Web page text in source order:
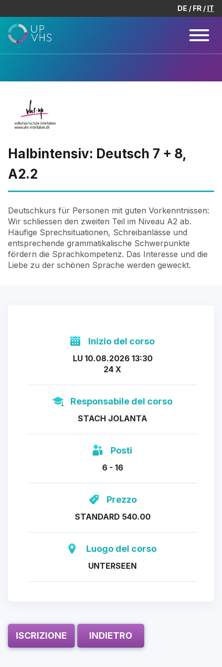
DE FR IT
Halbintensiv: Deutsch 7 + 8,
A2.2
Deutschkurs für Personen mit guten Vorkenntnissen:
Wir schliessen den zweiten Teil im Niveau A2 ab.
Häufige Sprechsituationen, Schreibanlässe und
entsprechende grammatikalische Schwerpunkte
fördern die Sprachkompetenz. Das Interesse und die
Liebe zu der schönen Sprache werden geweckt.
Inizio del corso
LU 10.08.2026 13:30
24 X
Responsabile del corso
STACH JOLANTA
Posti
6 - 16
Prezzo
STANDARD 540.00
Luogo del corso
UNTERSEEN
ISCRIZIONE INDIETRO